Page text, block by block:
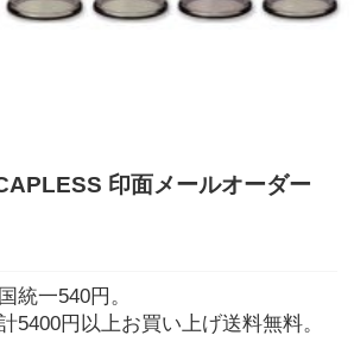
印面メールオーダー
統一540円。
5400円以上お買い上げ送料無料。